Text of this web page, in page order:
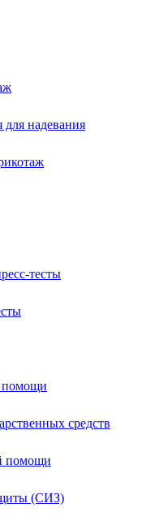
надевания
тесты
помощи
средств
помощи
(СИЗ)